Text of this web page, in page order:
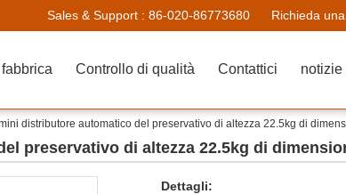
Sales & Support : 86-020-86773680 Richieda
Controllo di qualità Contattici notizie
distributore automatico del preservativo di altezza 22.5kg di
preservativo di altezza 22.5kg di
Dettagli: